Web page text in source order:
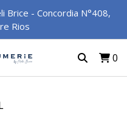
Brice - Concordia N°408,
Rios
0